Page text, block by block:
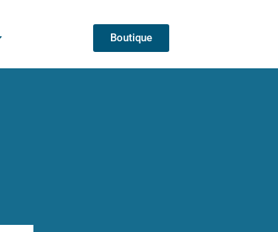
Boutique